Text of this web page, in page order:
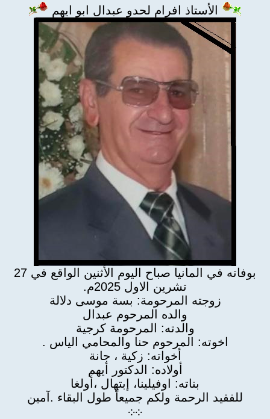
الأستاذ افرام لحدو عبدال ابو ايهم
بوفاته في المانيا صباح اليوم الأثنين الواقع في 27
تشرين الاول 2025م.
زوجته المرحومة: بسة موسى دلالة
والده المرحوم عبدال
والدته: المرحومة كرجية
اخوته: المرحوم حنا والمحامي الياس .
أخواته: زكية ، جانة
أولاده: الدكتور أيهم
بناته: اوفيلينا، إبتهال ،أولغا
للفقيد الرحمة ولكم جميعاً طول البقاء .آمين
܀܀